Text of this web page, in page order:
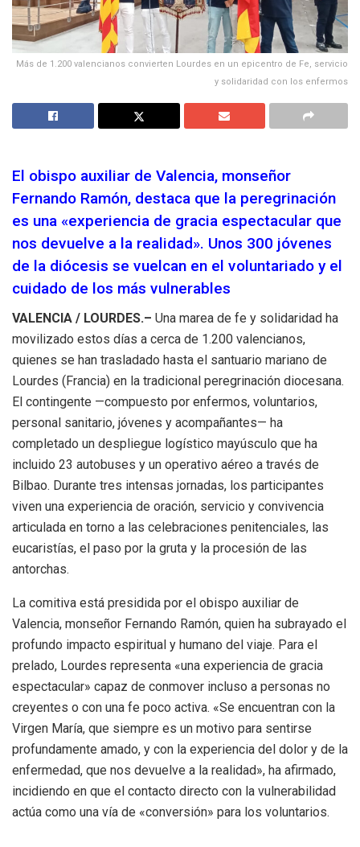
Más de 1.200 valencianos convierten Lourdes en un epicentro de Fe, servicio
y solidaridad con los enfermos
El obispo auxiliar de Valencia, monseñor
Fernando Ramón, destaca que la peregrinación
es una «experiencia de gracia espectacular que
nos devuelve a la realidad». Unos 300 jóvenes
de la diócesis se vuelcan en el voluntariado y el
cuidado de los más vulnerables
VALENCIA / LOURDES.– Una marea de fe y solidaridad ha
movilizado estos días a cerca de 1.200 valencianos,
quienes se han trasladado hasta el santuario mariano de
Lourdes (Francia) en la tradicional peregrinación diocesana.
El contingente —compuesto por enfermos, voluntarios,
personal sanitario, jóvenes y acompañantes— ha
completado un despliegue logístico mayúsculo que ha
incluido 23 autobuses y un operativo aéreo a través de
Bilbao. Durante tres intensas jornadas, los participantes
viven una experiencia de oración, servicio y convivencia
articulada en torno a las celebraciones penitenciales, las
eucaristías, el paso por la gruta y la procesión de las
antorchas.
La comitiva está presidida por el obispo auxiliar de
Valencia, monseñor Fernando Ramón, quien ha subrayado el
profundo impacto espiritual y humano del viaje. Para el
prelado, Lourdes representa «una experiencia de gracia
espectacular» capaz de conmover incluso a personas no
creyentes o con una fe poco activa. «Se encuentran con la
Virgen María, que siempre es un motivo para sentirse
profundamente amado, y con la experiencia del dolor y de la
enfermedad, que nos devuelve a la realidad», ha afirmado,
incidiendo en que el contacto directo con la vulnerabilidad
actúa como una vía de «conversión» para los voluntarios.